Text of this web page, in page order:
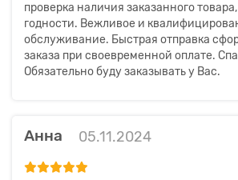
проверка наличия заказанного
годности. Вежливое и
обслуживание. Быстрая отправка
заказа при своевременной оплате.
Обязательно буду заказывать у Вас.
Анна 05.11.2024